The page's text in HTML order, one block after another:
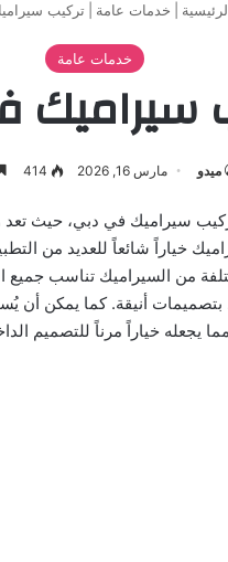
خدمات عامة تركيب
خدمات عامة
ميدو مارس 16, 2026 414
سيراميك في دبي، حيث تعد
خياراً شائعاً للعديد من
من السيراميك تناسب جميع
بتصميمات أنيقة. كما يمكن
يجعله خياراً مرناً للتصميم